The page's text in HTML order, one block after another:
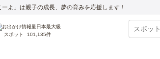
よ」は親子の成長、夢の育みを応援します！
スポット 101,135件